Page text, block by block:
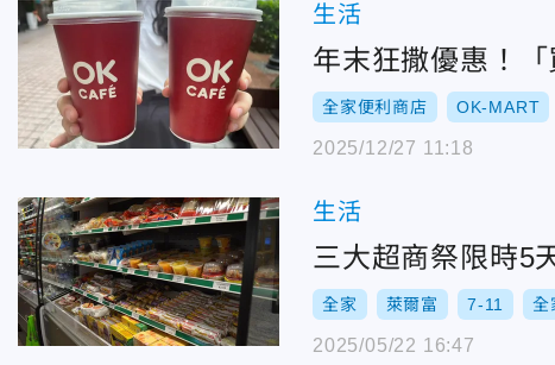
生活
年末狂撒優惠！
全家便利商店 OK-MART
2025/12/27 11:18
生活
三大超商祭限時5
全家 萊爾富 7-11 全
2025/05/22 16:47